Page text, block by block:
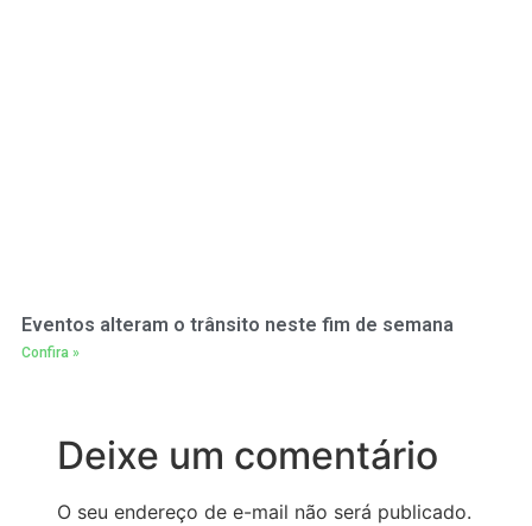
Eventos alteram o trânsito neste fim de semana
Confira »
Deixe um comentário
O seu endereço de e-mail não será publicado.